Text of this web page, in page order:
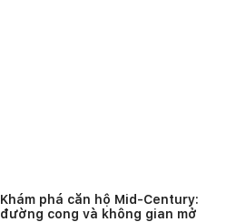
Khám phá căn hộ Mid-Century:
đường cong và không gian mở